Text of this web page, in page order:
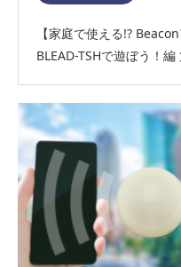
【家庭で使える!?
BLEAD-TSHで遊ぼう！編